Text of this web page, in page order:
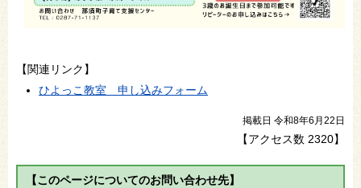
【関連リンク】
ひよっこ教室 申し込みフォーム
掲載日 令和8年6月22日
【アクセス数 2320】
【このページについてのお問い合わせ先】